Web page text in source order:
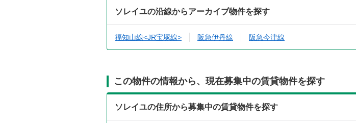
ソレイユの沿線からアーカイブ物件を探す
福知山線<JR宝塚線> 阪急伊丹線 阪急今津線
この物件の情報から、現在募集中の賃貸物件を探す
ソレイユの住所から募集中の賃貸物件を探す